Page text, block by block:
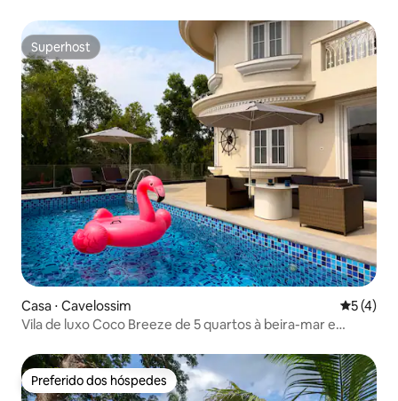
Superhost
Superhost
Casa ⋅ Cavelossim 5 de
5 (4)
Vila de luxo Coco Breeze de 5 quartos à beira-mar e
Preferido dos hóspedes
Preferido dos hóspedes